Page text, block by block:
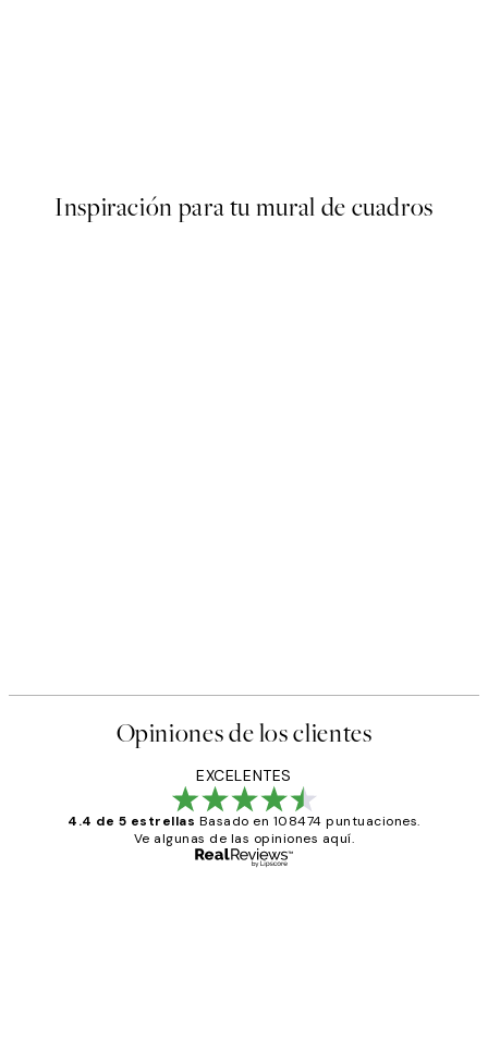
Inspiración para tu mural de cuadros
Opiniones de los clientes
EXCELENTES
4.4 de 5 estrellas Basado en 108474 puntuaciones.
Ve algunas de las opiniones aquí.